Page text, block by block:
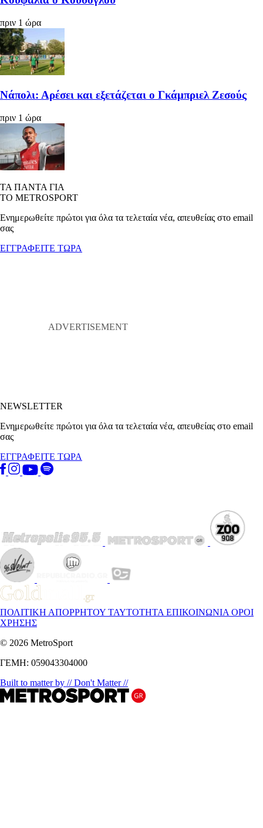
πριν 1 ώρα
Νάπολι: Αρέσει και εξετάζεται ο Γκάμπριελ Ζεσούς
πριν 1 ώρα
ΤΑ ΠΑΝΤΑ ΓΙΑ
ΤΟ METROSPORT
Ενημερωθείτε πρώτοι για όλα τα τελεταία νέα, απευθείας στο email
σας
ΕΓΓΡΑΦΕΙΤΕ ΤΩΡΑ
NEWSLETTER
Ενημερωθείτε πρώτοι για όλα τα τελεταία νέα, απευθείας στο email
σας
ΕΓΓΡΑΦΕΙΤΕ ΤΩΡΑ
ΠΟΛΙΤΙΚΗ ΑΠΟΡΡΗΤΟΥ ΤΑΥΤΟΤΗΤΑ ΕΠΙΚΟΙΝΩΝΙΑ ΟΡΟΙ
ΧΡΗΣΗΣ
© 2026 MetroSport
ΓΕΜΗ: 059043304000
Built to matter by // Don't Matter //